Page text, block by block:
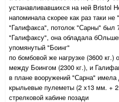
устанавливавшихся на ней Bristol
напоминала скорее как раз таки
"Галифакса", потолок "Сарны" был
"Галифаксу", она обладала
упомянутый "Боинг"
по бомбовой же нагрузке (3600
между Боингом (2300 кг.), и
в плане вооружений "Сарна"
крыльевые пулеметы (2 х13 мм. +
стрелковой кабине позади